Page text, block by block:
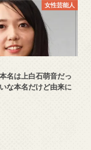
女性芸能人
名は上白石萌音だっ
な本名だけど由来に